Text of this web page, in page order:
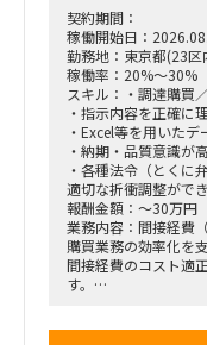
■体制：
クライアント＋自社
精鋭想定）
■期間：
応相談（中長期想定）
※初回契約は1～3か
■出社の仕方につい
基本リモート
■稼働率：
60%～80%
契約期間：
稼働開始日：
勤務地：東京都(23区
稼働率：20%～30%
スキル：・調達購買
・指示内容を正確に
・Excel等を用いた
・納期・品質意識が
・各種法令（とくに
適切な折衝調整がで
報酬金額：～30万円
業務内容：間接経費
購買業務の効率化を
間接経費のコスト適
す。